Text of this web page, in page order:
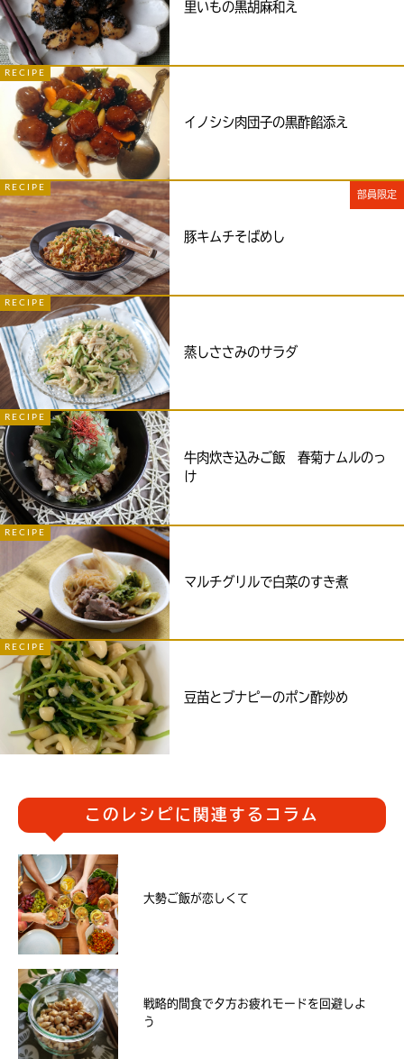
里いもの黒胡麻和え
RECIPE
イノシシ肉団子の黒酢餡添え
RECIPE
部員限定
豚キムチそばめし
RECIPE
蒸しささみのサラダ
RECIPE
牛肉炊き込みご飯 春菊ナムルのっ
け
RECIPE
マルチグリルで白菜のすき煮
RECIPE
豆苗とブナピーのポン酢炒め
このレシピに関連するコラム
大勢ご飯が恋しくて
戦略的間食で夕方お疲れモードを回避しよ
う